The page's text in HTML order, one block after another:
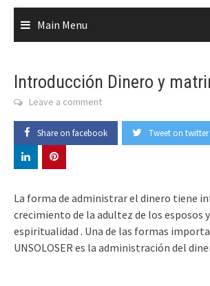
Main Menu
Introducción Dinero y
Leave a comment
Share on facebook Tweet on twitter
La forma de administrar el dinero tiene
crecimiento de la adultez de los esposos
espiritualidad . Una de las formas
UNSOLOSER es la administración del